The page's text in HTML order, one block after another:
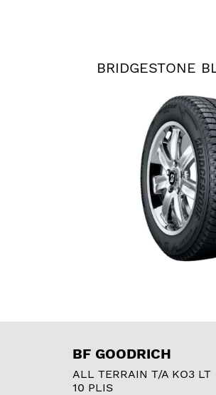
BRIDGESTONE
BF GOODRICH
ALL TERRAIN T/A KO3 LT
10 PLIS